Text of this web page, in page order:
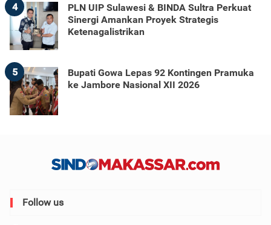
4
PLN UIP Sulawesi & BINDA Sultra Perkuat
Sinergi Amankan Proyek Strategis
Ketenagalistrikan
5
Bupati Gowa Lepas 92 Kontingen Pramuka
ke Jambore Nasional XII 2026
Follow us